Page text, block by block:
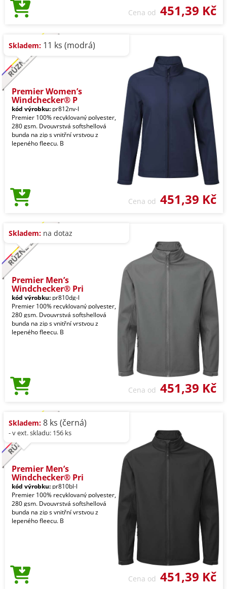
Cena od 451,39 Kč
Skladem: 11 ks (modrá)
Premier Women’s
Windchecker® P
kód výrobku: pr812nv-l
Premier 100% recyklovaný polyester,
280 gsm. Dvouvrstvá softshellová
bunda na zip s vnitřní vrstvou z
lepeného fleecu. B
Cena od 451,39 Kč
Skladem: na dotaz
Premier Men’s
Windchecker® Pri
kód výrobku: pr810dg-l
Premier 100% recyklovaný polyester,
280 gsm. Dvouvrstvá softshellová
bunda na zip s vnitřní vrstvou z
lepeného fleecu. B
Cena od 451,39 Kč
Skladem: 8 ks (černá)
- v ext. skladu: 156 ks
Premier Men’s
Windchecker® Pri
kód výrobku: pr810bl-l
Premier 100% recyklovaný polyester,
280 gsm. Dvouvrstvá softshellová
bunda na zip s vnitřní vrstvou z
lepeného fleecu. B
Cena od 451,39 Kč